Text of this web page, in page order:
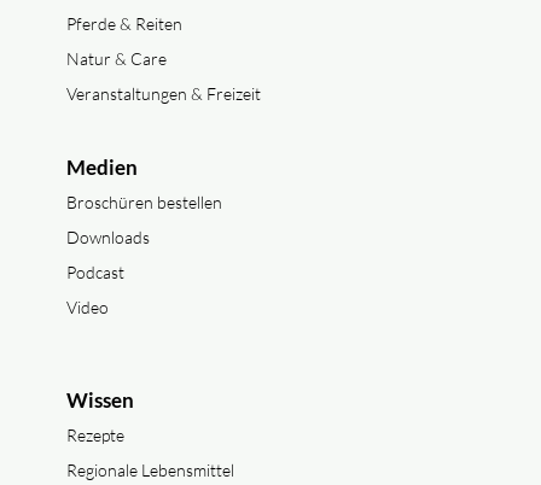
Pferde & Reiten
Natur & Care
Veranstaltungen & Freizeit
Medien
Broschüren bestellen
Downloads
Podcast
Video
Wissen
Rezepte
Regionale Lebensmittel